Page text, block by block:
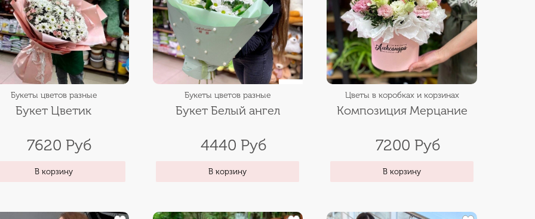
Букеты цветов разные
Букет Цветик
7620 Руб
В корзину
Букеты цветов разные
Букет Белый ангел
4440 Руб
В корзину
Цветы в коробках и корзинах
Композиция Мерцание
7200 Руб
В корзину